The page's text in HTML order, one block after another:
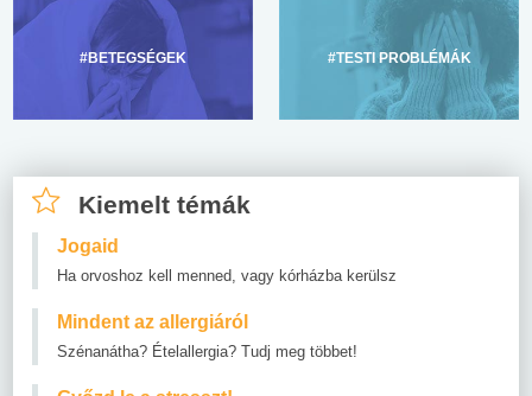
#BETEGSÉGEK #TESTI PROBLÉMÁK
Kiemelt témák
Jogaid
Ha orvoshoz kell menned, vagy kórházba kerülsz
Mindent az allergiáról
Szénanátha? Ételallergia? Tudj meg többet!